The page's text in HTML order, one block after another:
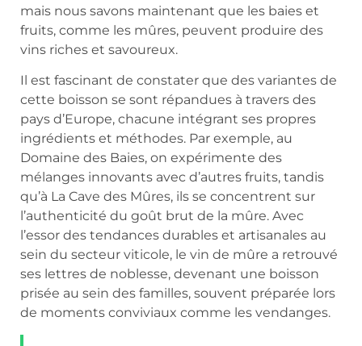
mais nous savons maintenant que les baies et
fruits, comme les mûres, peuvent produire des
vins riches et savoureux.
Il est fascinant de constater que des variantes de
cette boisson se sont répandues à travers des
pays d’Europe, chacune intégrant ses propres
ingrédients et méthodes. Par exemple, au
Domaine des Baies, on expérimente des
mélanges innovants avec d’autres fruits, tandis
qu’à La Cave des Mûres, ils se concentrent sur
l’authenticité du goût brut de la mûre. Avec
l’essor des tendances durables et artisanales au
sein du secteur viticole, le vin de mûre a retrouvé
ses lettres de noblesse, devenant une boisson
prisée au sein des familles, souvent préparée lors
de moments conviviaux comme les vendanges.